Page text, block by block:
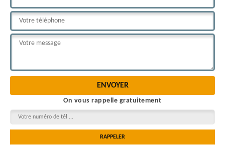
On vous rappelle gratuitement